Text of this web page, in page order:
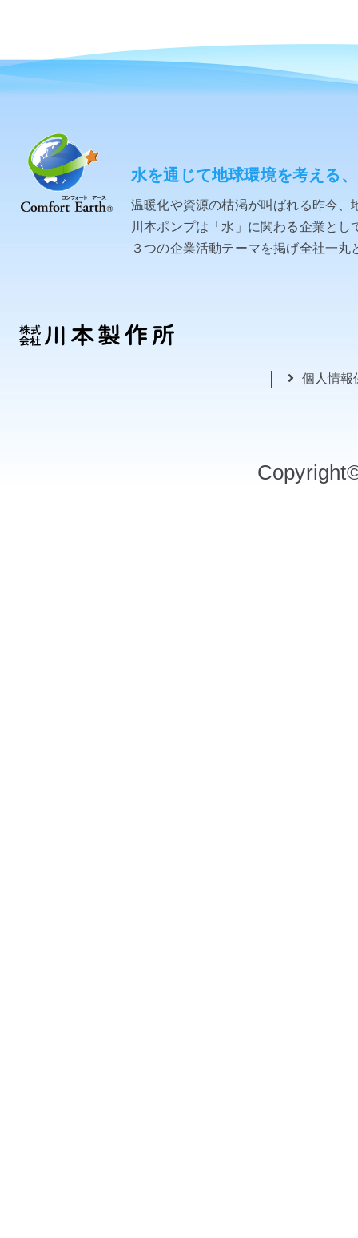
水を通じて地球環境を考える
温暖化や資源の枯渇が叫ばれる昨今
川本ポンプは「水」に関わる企業と
３つの企業活動テーマを掲げ全社一
個人情報